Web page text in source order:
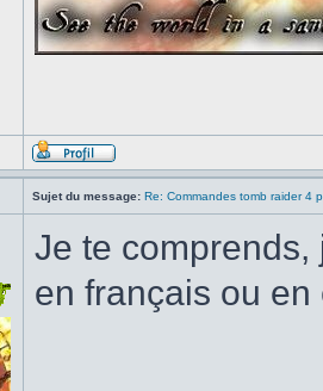
Sujet du message: Re: Commandes tomb raider 4
Je te
en français ou en